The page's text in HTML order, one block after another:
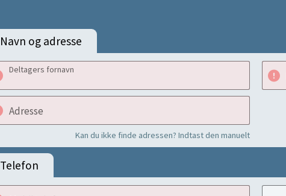
Navn og adresse
Deltagers fornavn
Adresse
Kan du ikke finde adressen? Indtast den manuelt
Telefon